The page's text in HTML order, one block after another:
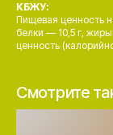
КБЖУ:
Пищевая ценность
белки — 10,5 г, жиры
ценность
Смотрите